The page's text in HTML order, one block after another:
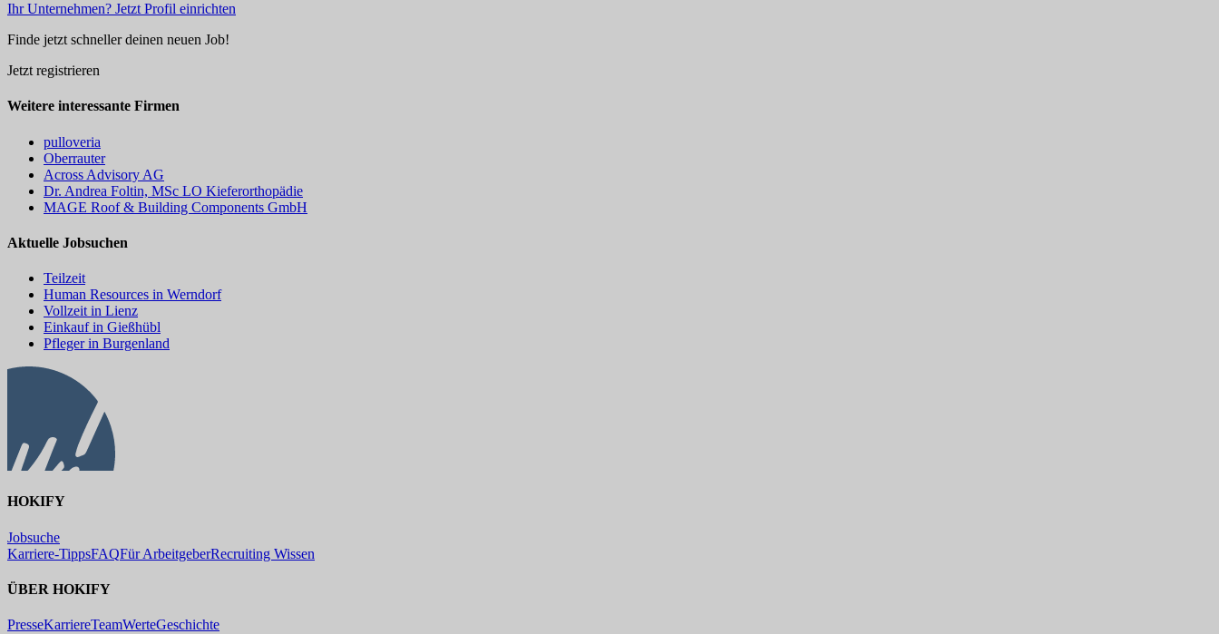
Ihr Unternehmen? Jetzt Profil einrichten
Finde jetzt schneller deinen neuen Job!
Jetzt registrieren
Weitere interessante Firmen
pulloveria
Oberrauter
Across Advisory AG
Dr. Andrea Foltin, MSc LO Kieferorthopädie
MAGE Roof & Building Components GmbH
Aktuelle Jobsuchen
Teilzeit
Human Resources in Werndorf
Vollzeit in Lienz
Einkauf in Gießhübl
Pfleger in Burgenland
HOKIFY
Jobsuche
Karriere-TippsFAQFür ArbeitgeberRecruiting Wissen
ÜBER HOKIFY
PresseKarriereTeamWerteGeschichte